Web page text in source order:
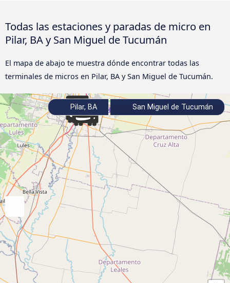
Todas las estaciones y paradas de micro en
Pilar, BA y San Miguel de Tucumán
El mapa de abajo te muestra dónde encontrar todas las
terminales de micros en Pilar, BA y San Miguel de Tucumán.
Pilar, BA San Miguel de Tucumán